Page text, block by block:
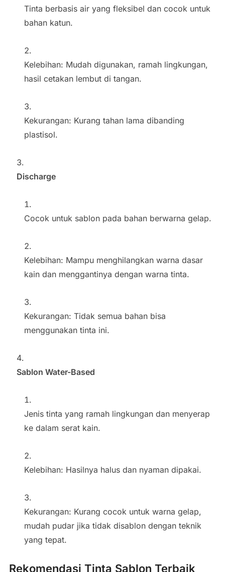
Tinta berbasis air yang fleksibel dan cocok untuk
bahan katun.
Kelebihan: Mudah digunakan, ramah lingkungan,
hasil cetakan lembut di tangan.
Kekurangan: Kurang tahan lama dibanding
plastisol.
Discharge
Cocok untuk sablon pada bahan berwarna gelap.
Kelebihan: Mampu menghilangkan warna dasar
kain dan menggantinya dengan warna tinta.
Kekurangan: Tidak semua bahan bisa
menggunakan tinta ini.
Sablon Water-Based
Jenis tinta yang ramah lingkungan dan menyerap
ke dalam serat kain.
Kelebihan: Hasilnya halus dan nyaman dipakai.
Kekurangan: Kurang cocok untuk warna gelap,
mudah pudar jika tidak disablon dengan teknik
yang tepat.
Rekomendasi Tinta Sablon Terbaik